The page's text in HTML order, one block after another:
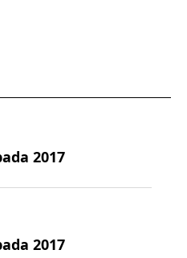
2017
2017